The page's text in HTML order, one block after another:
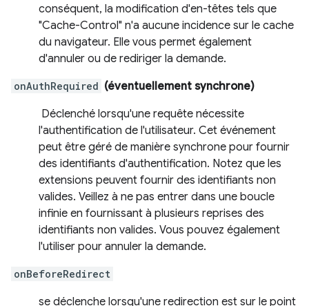
conséquent, la modification d'en-têtes tels que
"Cache-Control" n'a aucune incidence sur le cache
du navigateur. Elle vous permet également
d'annuler ou de rediriger la demande.
onAuthRequired (éventuellement synchrone)
Déclenché lorsqu'une requête nécessite
l'authentification de l'utilisateur. Cet événement
peut être géré de manière synchrone pour fournir
des identifiants d'authentification. Notez que les
extensions peuvent fournir des identifiants non
valides. Veillez à ne pas entrer dans une boucle
infinie en fournissant à plusieurs reprises des
identifiants non valides. Vous pouvez également
l'utiliser pour annuler la demande.
onBeforeRedirect
se déclenche lorsqu'une redirection est sur le point